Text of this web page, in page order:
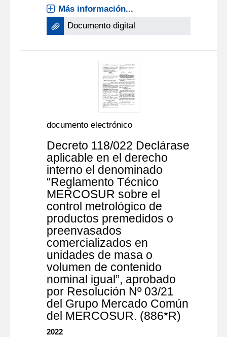
Más información...
Documento digital
documento electrónico
Decreto 118/022 Declárase
aplicable en el derecho
interno el denominado
“Reglamento Técnico
MERCOSUR sobre el
control metrológico de
productos premedidos o
preenvasados
comercializados en
unidades de masa o
volumen de contenido
nominal igual”, aprobado
por Resolución Nº 03/21
del Grupo Mercado Común
del MERCOSUR. (886*R)
2022